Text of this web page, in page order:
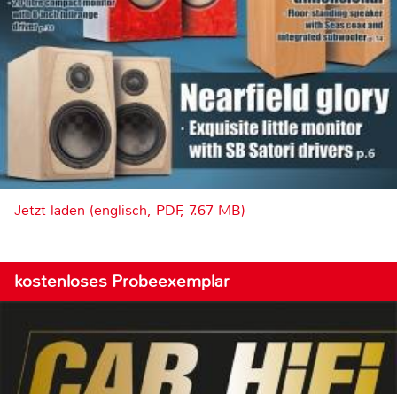
Jetzt laden (englisch, PDF, 7.67 MB)
kostenloses Probeexemplar